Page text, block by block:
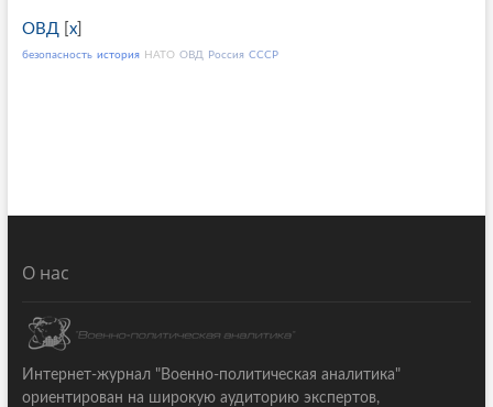
ОВД x]
безопасность история НАТО ОВД Россия СССР
О нас
Интернет-журнал "Военно-политическая аналитика"
ориентирован на широкую аудиторию экспертов,